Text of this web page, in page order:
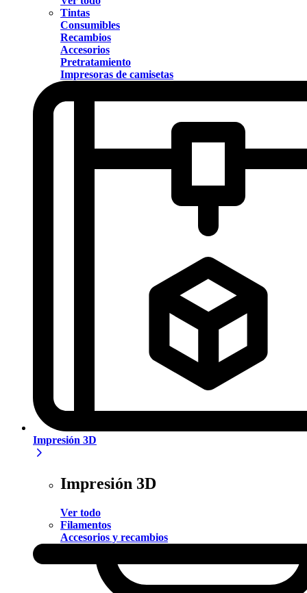
Tintas
Consumibles
Recambios
Accesorios
Pretratamiento
Impresoras de camisetas
Impresión 3D
Impresión 3D
Ver todo
Filamentos
Accesorios y recambios